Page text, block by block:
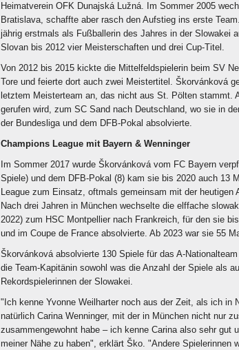
Heimatverein OFK Dunajská Lužná. Im Sommer 2005
Bratislava, schaffte aber rasch den Aufstieg ins erste
jährig erstmals als Fußballerin des Jahres in der Slowakei
Slovan bis 2012 vier Meisterschaften und drei Cup-Titel.
Von 2012 bis 2015 kickte die Mittelfeldspielerin beim SV
Tore und feierte dort auch zwei Meistertitel. Škorvánková
letztem Meisterteam an, das nicht aus St. Pölten stammt.
gerufen wird, zum SC Sand nach Deutschland, wo sie in
der Bundesliga und dem DFB-Pokal absolvierte.
Champions League mit Bayern & Wenninger
Im Sommer 2017 wurde Škorvánková vom FC Bayern
Spiele) und dem DFB-Pokal (8) kam sie bis 2020 auch 13
League zum Einsatz, oftmals gemeinsam mit der heutigen
Nach drei Jahren in München wechselte die elffache
2022) zum HSC Montpellier nach Frankreich, für den sie
und im Coupe de France absolvierte. Ab 2023 war sie 55
Škorvánková absolvierte 130 Spiele für das A-
die Team-Kapitänin sowohl was die Anzahl der Spiele als
Rekordspielerinnen der Slowakei.
"Ich kenne Yvonne Weilharter noch aus der Zeit, als ich in
natürlich Carina Wenninger, mit der in München nicht nur
zusammengewohnt habe – ich kenne Carina also sehr gut
meiner Nähe zu haben", erklärt Ško. "Andere Spielerinnen